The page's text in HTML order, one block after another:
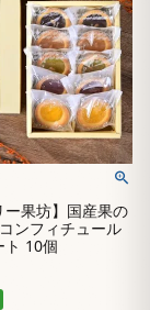
ー果坊】国産果の
ンフィチュール
ト 10個